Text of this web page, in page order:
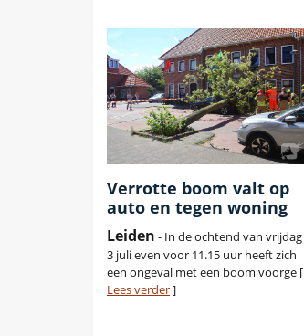
Verrotte boom valt op
auto en tegen woning
Leiden - In de ochtend van vrijdag
3 juli even voor 11.15 uur heeft zich
een ongeval met een boom voorge [
Lees verder]